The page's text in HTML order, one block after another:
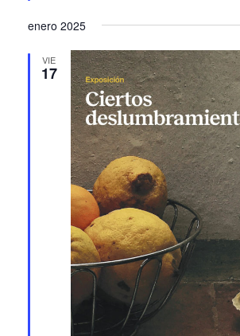
enero 2025
VIE
17